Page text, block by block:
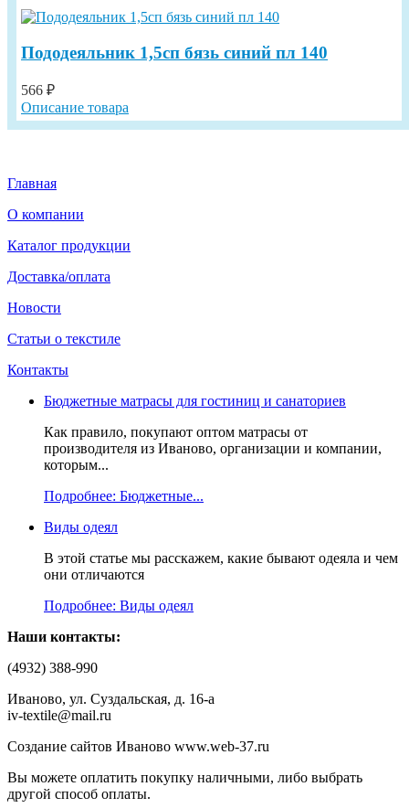
Пододеяльник 1,5сп бязь синий пл 140
566 ₽
Описание товара
Главная
О компании
Каталог продукции
Доставка/оплата
Новости
Статьи о текстиле
Контакты
Бюджетные матрасы для гостиниц и санаториев
Как правило, покупают оптом матрасы от
производителя из Иваново, организации и компании,
которым...
Подробнее: Бюджетные...
Виды одеял
В этой статье мы расскажем, какие бывают одеяла и чем
они отличаются
Подробнее: Виды одеял
Наши контакты:
(4932) 388-990
Иваново, ул. Суздальская, д. 16-а
iv-textile@mail.ru
Создание сайтов Иваново www.web-37.ru
Вы можете оплатить покупку наличными, либо выбрать
другой способ оплаты.